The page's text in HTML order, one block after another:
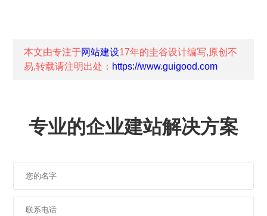
本文由专注于网站建设17年的圭谷设计编写,原创不
易,转载请注明出处： https://www.guigood.com
专业的企业建站解决方案